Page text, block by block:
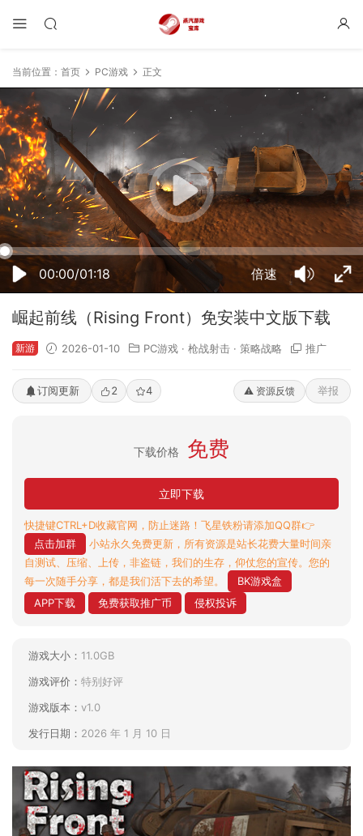
当前位置： 首页 PC游戏 正文
00:00/01:18 倍速
50% 75% 100%
崛起前线（Rising Front）免安装中文版下载
新游 2026-01-10 PC游戏 · 枪战射击 · 策略战略 推广
订阅更新 2 4 ⚠️ 资源反馈 举报
下载价格 免费
立即下载
快捷键CTRL+D收藏官网，防止迷路！飞星铁粉请添加QQ群👉
点击加群
小站永久免费更新，所有资源是站长花费大量时间亲
自测试、压缩、上传，非盗链，我们的生存，仰仗您的宣传。您的
每一次随手分享，都是我们活下去的希望。
BK游戏盒
APP下载
免费获取推广币 侵权投诉
游戏大小： 11.0GB
游戏评价： 特别好评
游戏版本： v1.0
发行日期： 2026 年 1 月 10 日